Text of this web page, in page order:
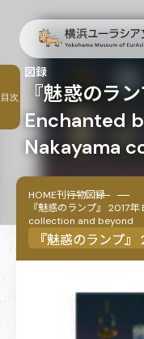
『魅惑のラ
Enchanted
Nakayama
図録
HOME刊行物図録
『魅惑のランプ』 2017
collection and beyond
目次